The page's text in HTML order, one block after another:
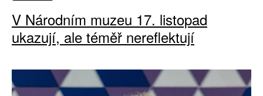
V Národním muzeu 17. listopad
ukazují, ale téměř nereflektují